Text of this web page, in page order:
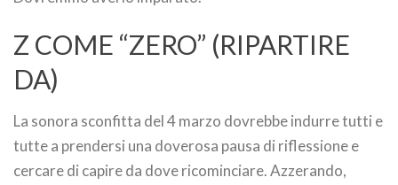
Z COME “ZERO” (RIPARTIRE
DA)
La sonora sconfitta del 4 marzo dovrebbe indurre tutti e
tutte a prendersi una doverosa pausa di riflessione e
cercare di capire da dove ricominciare. Azzerando,